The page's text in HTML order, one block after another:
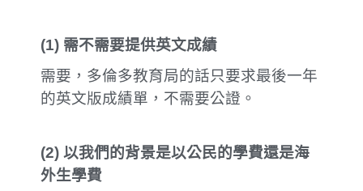
(1) 需不需要提供英文成績
需要，多倫多教育局的話只要求最後一年
的英文版成績單，不需要公證。
(2) 以我們的背景是以公民的學費還是海
外生學費